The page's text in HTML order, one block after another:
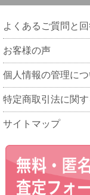
よくあるご質問と
お客様の声
個人情報の管理につ
特定商取引法に関
サイトマップ